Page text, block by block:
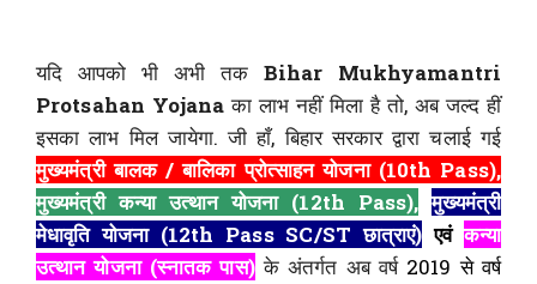
यदि आपको भी अभी तक Bihar Mukhyamantri
Protsahan Yojana का लाभ नहीं मिला है तो, अब जल्द हीं
इसका लाभ मिल जायेगा. जी हाँ, बिहार सरकार द्वारा चलाई गई
मुख्यमंत्री बालक / बालिका प्रोत्साहन योजना (10th Pass),
मुख्यमंत्री कन्या उत्थान योजना (12th Pass), मुख्यमंत्री
मेधावृति योजना (12th Pass SC/ST छात्राएं) एवं कन्या
उत्थान योजना (स्नातक पास)के अंतर्गत अब वर्ष 2019 से वर्ष